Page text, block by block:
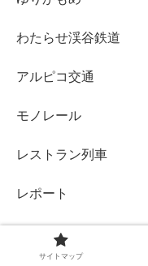
わたらせ渓谷鉄道
アルピコ交通
モノレール
レストラン列車
レポート
一畑電車
サイトマップ